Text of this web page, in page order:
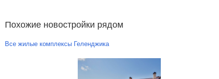
Похожие новостройки рядом
Все жилые комплексы Геленджика